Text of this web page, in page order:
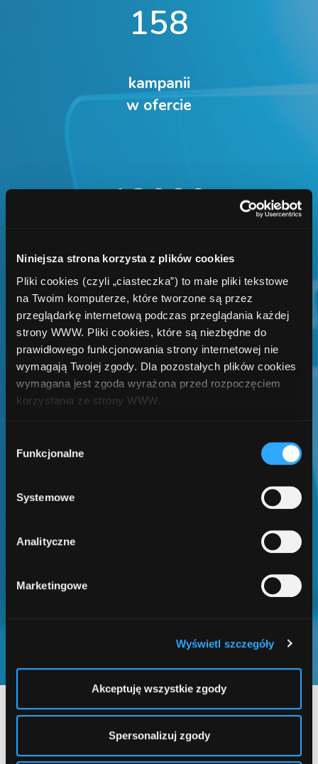
Niniejsza strona korzysta z plików cookies
Pliki cookies (czyli „ciasteczka”) to małe pliki tekstowe
na Twoim komputerze, które tworzone są przez
przeglądarkę internetową podczas przeglądania każdej
strony WWW. Pliki cookies, które są niezbędne do
prawidłowego funkcjonowania strony internetowej nie
wymagają Twojej zgody. Dla pozostałych plików cookies
wymagana jest zgoda wyrażona przed rozpoczęciem
korzystania ze strony WWW.
formy korzystania z plików cookies. Więcej:
Polityka
zgody
Funkcjonalne
Systemowe
Analityczne
Marketingowe
Wyświetl szczegóły
Akceptuję wszystkie zgody
Spersonalizuj zgody
158
kampanii
w ofercie
13000
zarejestrowanych
wydawców
25800
wniosków miesięcznie
na rynku
JAKIE PRODUKTY MOŻESZ
PROMOWAĆ?